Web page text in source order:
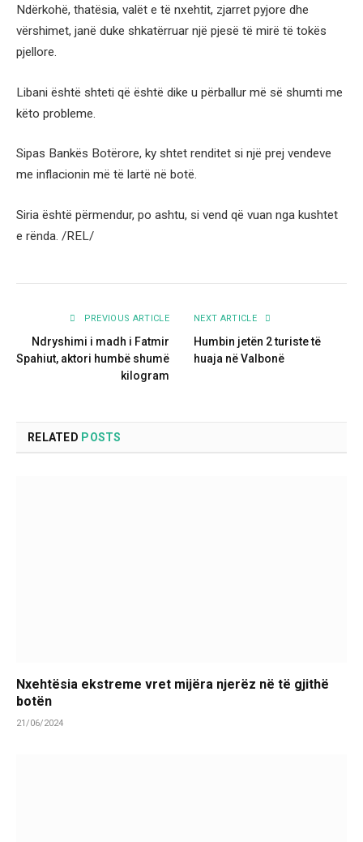
Ndërkohë, thatësia, valët e të nxehtit, zjarret pyjore dhe
vërshimet, janë duke shkatërruar një pjesë të mirë të tokës
pjellore.
Libani është shteti që është dike u përballur më së shumti me
këto probleme.
Sipas Bankës Botërore, ky shtet renditet si një prej vendeve
me inflacionin më të lartë në botë.
Siria është përmendur, po ashtu, si vend që vuan nga kushtet
e rënda. /REL/
PREVIOUS ARTICLE
Ndryshimi i madh i Fatmir
Spahiut, aktori humbë shumë
kilogram
NEXT ARTICLE
Humbin jetën 2 turiste të
huaja në Valbonë
RELATED POSTS
Nxehtësia ekstreme vret mijëra njerëz në të gjithë
botën
21/06/2024